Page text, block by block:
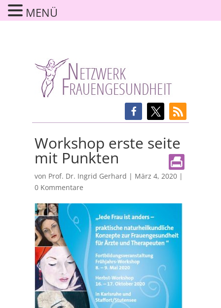
Workshop erste seite
mit Punkten
von Prof. Dr. Ingrid Gerhard | März 4, 2020|
0 Kommentare
MENÜ